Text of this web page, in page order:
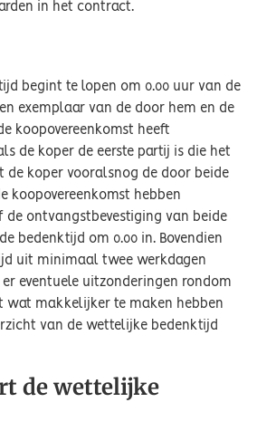
in het contract.
begint te lopen om 0.00 uur van de
exemplaar van de door hem en de
koopovereenkomst heeft
de koper de eerste partij is die het
de koper vooralsnog de door beide
koopovereenkomst hebben
de ontvangstbevestiging van beide
bedenktijd om 0.00 in. Bovendien
uit minimaal twee werkdagen
eventuele uitzonderingen rondom
wat makkelijker te maken hebben
van de wettelijke bedenktijd
de wettelijke